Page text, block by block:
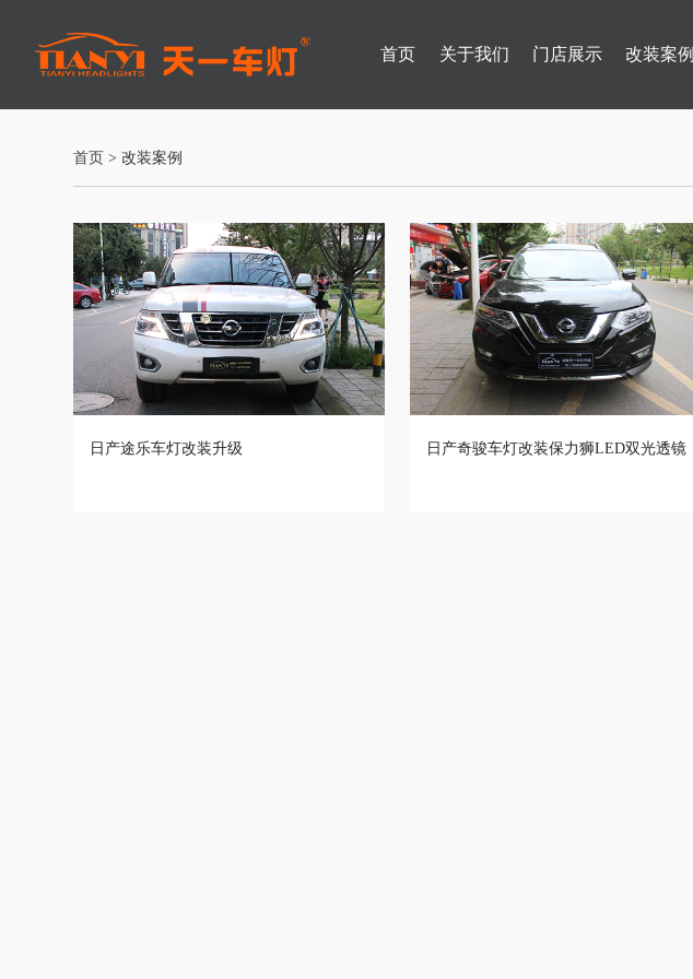
首页 关于我们 门店展示 改装案例
首页 > 改装案例
日产途乐车灯改装升级 日产奇骏车灯改装保力狮LED双光透镜